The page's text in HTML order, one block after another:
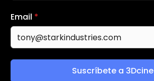
Email *
Suscríbete a 3Dcine